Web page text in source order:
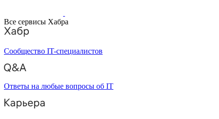
Все сервисы Хабра
Сообщество IT-специалистов
Ответы на любые вопросы об IT